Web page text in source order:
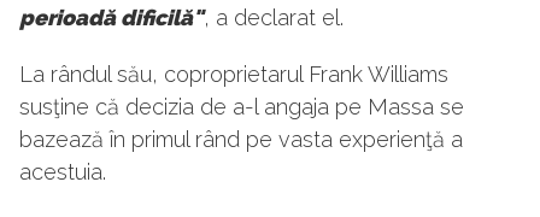
perioadă dificilă", a declarat el.
La rândul său, coproprietarul Frank Williams
susţine că decizia de a-l angaja pe Massa se
bazează în primul rând pe vasta experienţă a
acestuia.